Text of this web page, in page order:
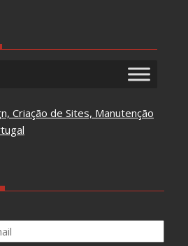
Criação de Sites, Manutenção